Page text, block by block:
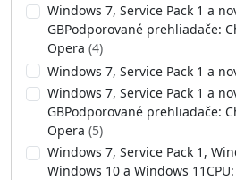
Windows 7, Service Pack 1 a
GBPodporované prehliadače:
Opera (4)
Windows 7, Service Pack 1 a
Windows 7, Service Pack 1 a
GBPodporované prehliadače:
Opera (5)
Windows 7, Service Pack 1,
Windows 10 a Windows